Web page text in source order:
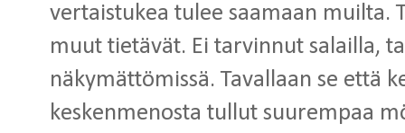
vertaistukea tulee saamaan muilta.
muut tietävät. Ei tarvinnut salailla,
näkymättömissä. Tavallaan se että
keskenmenosta tullut suurempaa